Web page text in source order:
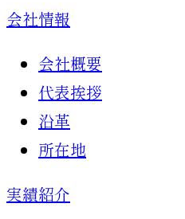
会社情報
会社概要
代表挨拶
沿革
所在地
実績紹介